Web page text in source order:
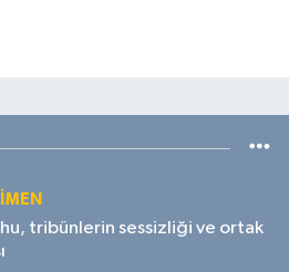
tribünlerin sessizliği ve ortak